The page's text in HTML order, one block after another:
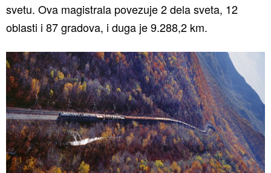
svetu. Ova magistrala povezuje 2 dela sveta, 12
oblasti i 87 gradova, i duga je 9.288,2 km.